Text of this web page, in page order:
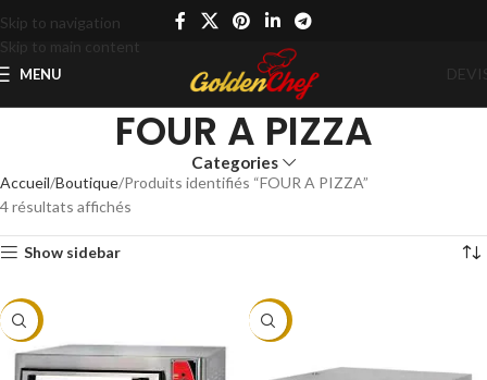
Skip to navigation
Skip to main content
MENU
FOUR A PIZZA
Categories
Accueil Boutique Produits identifiés “FOUR A PIZZA”
4 résultats affichés
Show sidebar
-14% -4%